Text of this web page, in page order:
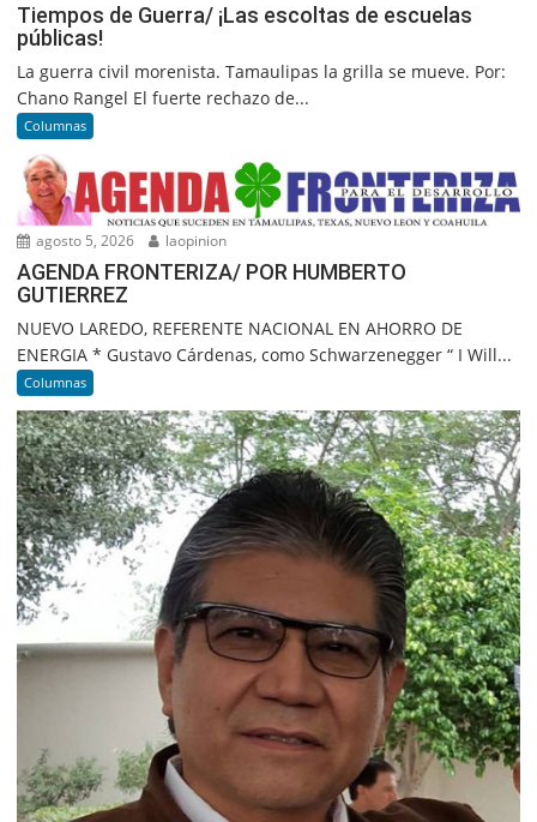
Tiempos de Guerra/ ¡Las escoltas de escuelas
públicas!
La guerra civil morenista. Tamaulipas la grilla se mueve. Por:
Chano Rangel El fuerte rechazo de...
Columnas
agosto 5, 2026 laopinion
AGENDA FRONTERIZA/ POR HUMBERTO
GUTIERREZ
NUEVO LAREDO, REFERENTE NACIONAL EN AHORRO DE
ENERGIA * Gustavo Cárdenas, como Schwarzenegger “ I Will...
Columnas